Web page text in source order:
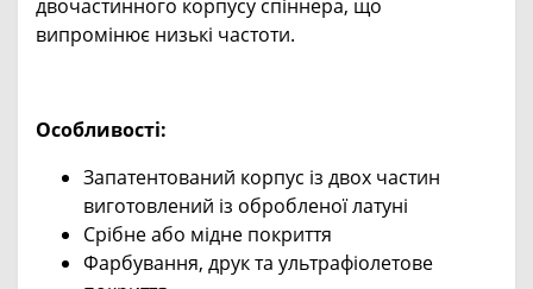
двочастинного корпусу спіннера, що
випромінює низькі частоти.
Особливості:
Запатентований корпус із двох частин
виготовлений із обробленої латуні
Срібне або мідне покриття
Фарбування, друк та ультрафіолетове